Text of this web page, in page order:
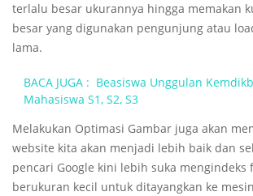
terlalu besar ukurannya hingga memakan
besar yang digunakan pengunjung atau
lama.
BACA JUGA : Beasiswa Unggulan
Mahasiswa S1, S2, S3
Melakukan Optimasi Gambar juga akan
website kita akan menjadi lebih baik dan
pencari Google kini lebih suka mengindeks
berukuran kecil untuk ditayangkan ke